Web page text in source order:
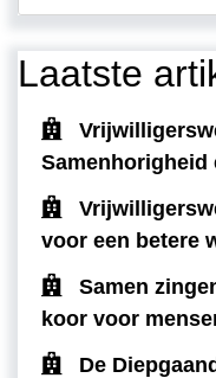
Laatste
Samenhorigheid
voor een betere
Samen
koor voor
De